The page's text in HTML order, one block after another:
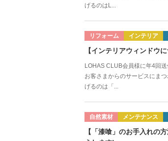
げるのはL...
リフォーム インテリア
【インテリアウィンドウ
LOHAS CLUB会員様に年4回
お客さまからのサービスにま
げるのは「...
自然素材 メンテナンス
【「漆喰」のお手入れの